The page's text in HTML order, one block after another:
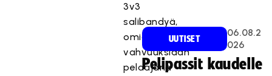
3v3
salibandyä,
omia
vahvuuksiaan
pelaajana
UUTISET
06.08.2
026
Pelipassit kaudelle